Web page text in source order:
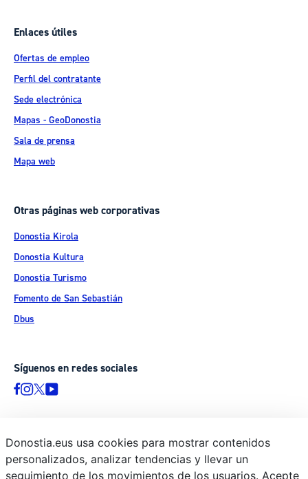
Enlaces útiles
Ofertas de empleo
Perfil del contratante
Sede electrónica
Mapas - GeoDonostia
Sala de prensa
Mapa web
Otras páginas web corporativas
Donostia Kirola
Donostia Kultura
Donostia Turismo
Fomento de San Sebastián
Dbus
Síguenos en redes sociales
© Donostiako Udala - Ayuntamiento de Donostia / San Sebastián
Ijentea 1, 20003 Donostia / San Sebastián
Donostia.eus usa cookies para mostrar contenidos
personalizados, analizar tendencias y llevar un
seguimiento de los movimientos de los usuarios. Acepte